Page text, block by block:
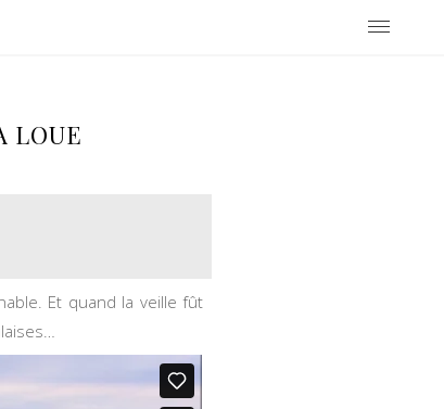
LOUE
Et quand la veille fût